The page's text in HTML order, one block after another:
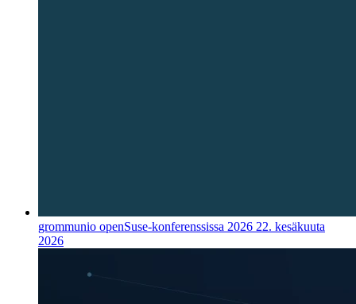
grommunio openSuse-konferenssissa 2026 22. kesäkuuta
2026